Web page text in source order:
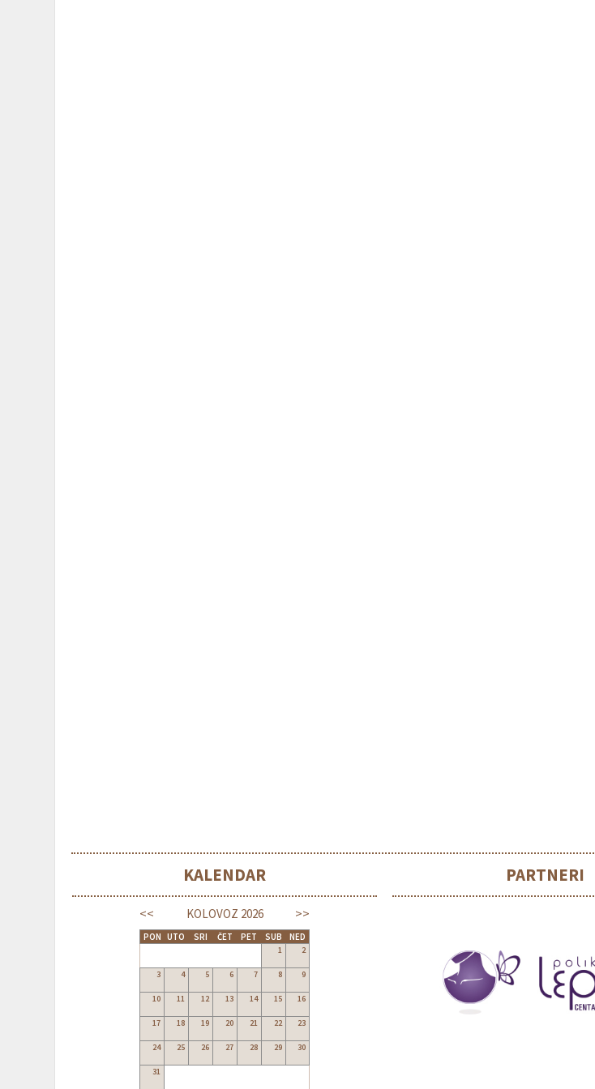
KALENDAR
<< >>
KOLOVOZ 2026
PON UTO SRI ČET PET SUB NED
1 2
3 4 5 6 7 8 9
10 11 12 13 14 15 16
17 18 19 20 21 22 23
24 25 26 27 28 29 30
31
PARTNERI